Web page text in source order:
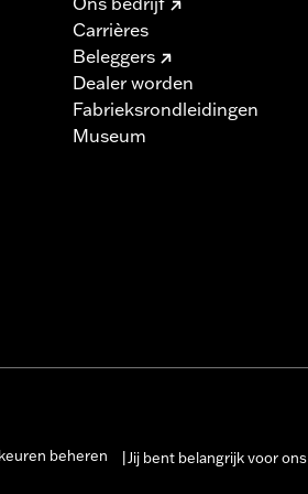
Carrières
Beleggers
Dealer worden
Fabrieksrondleidingen
Museum
beheren Jij bent belangrijk voor ons